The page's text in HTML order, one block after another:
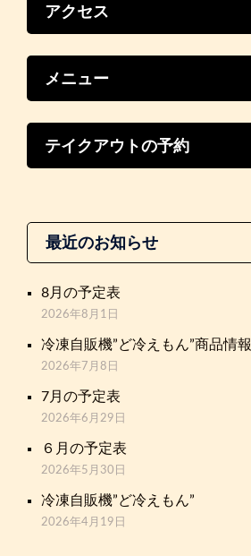
アクセス
メニュー
テイクアウトの予約
最近のお知らせ
8月の予定表
2026年8月1日
冷凍自販機”ど冷えもん”商品情報
2026年7月8日
7月の予定表
2026年6月29日
６月の予定表
2026年5月30日
冷凍自販機”ど冷えもん”
2026年4月19日